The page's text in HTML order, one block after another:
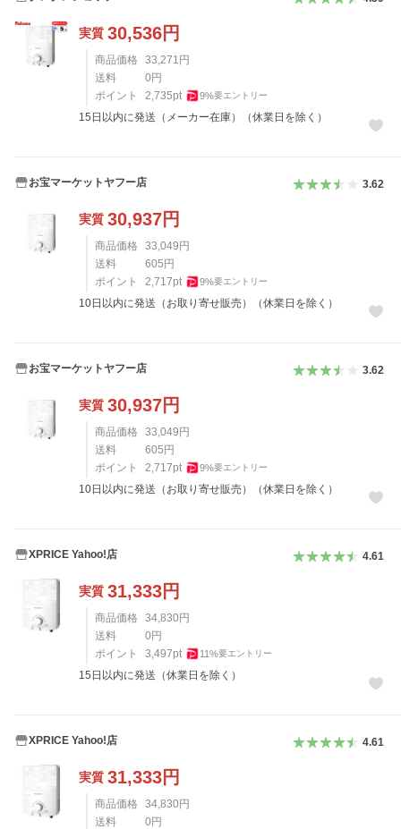
実質 30,536円
商品価格 33,271 円
送料
0 円
ポイント
2,735pt 9%要エントリー
15日以内に発送（メーカー在庫）（休業日を除く）
お宝マーケットヤフー店 3.62
実質 30,937円
商品価格 33,049 円
送料
605 円
ポイント
2,717pt 9%要エントリー
10日以内に発送（お取り寄せ販売）（休業日を除く）
お宝マーケットヤフー店 3.62
実質 30,937円
商品価格 33,049 円
送料
605 円
ポイント
2,717pt 9%要エントリー
10日以内に発送（お取り寄せ販売）（休業日を除く）
XPRICE Yahoo!店 4.61
実質 31,333円
商品価格 34,830 円
送料
0 円
ポイント
3,497pt 11%要エントリー
15日以内に発送（休業日を除く）
XPRICE Yahoo!店 4.61
実質 31,333円
商品価格 34,830 円
送料
0 円